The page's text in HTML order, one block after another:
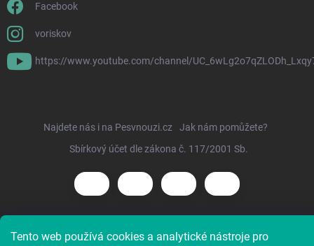
Tento web používá cookies a analytické nástroje pro
Facebook
voriskov
https://www.youtube.com/channel/
Najdete nás i na Pesvnouzi.cz
Jak nám pomůžete?
Sbírkový účet dle zákona č. 117/2001 Sb.
Copyright 2026 Voříškov e-shop. Všechna práva vyhrazena.